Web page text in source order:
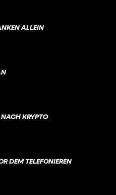
ALLEIN
KRYPTO
DEM TELEFONIEREN